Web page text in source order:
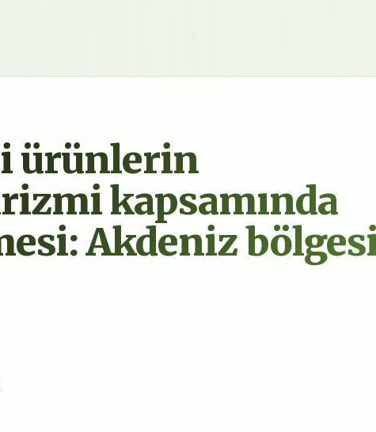
ürünlerin
kapsamında
Akdeniz